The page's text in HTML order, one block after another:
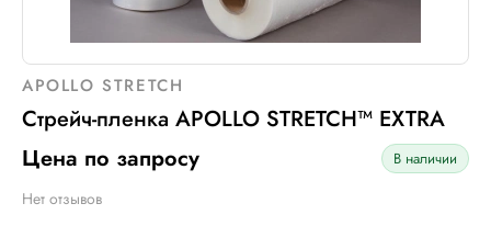
APOLLO STRETCH
Стрейч-пленка APOLLO STRETCH™ EXTRA
Цена по запросу
В наличии
Нет отзывов